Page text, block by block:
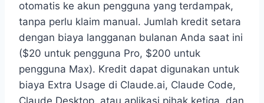
otomatis ke akun pengguna yang terdampak,
tanpa perlu klaim manual. Jumlah kredit setara
dengan biaya langganan bulanan Anda saat ini
($20 untuk pengguna Pro, $200 untuk
pengguna Max). Kredit dapat digunakan untuk
biaya Extra Usage di Claude.ai, Claude Code,
Claude Desktop, atau aplikasi pihak ketiga, dan